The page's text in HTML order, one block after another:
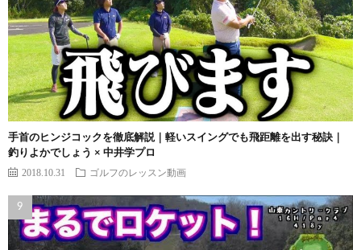
手首のヒンジコックを徹底解説｜軽いスイングでも飛距離を出す秘訣｜
釣りよかでしょう × 中井学プロ
2018.10.31 ゴルフのレッスン動画